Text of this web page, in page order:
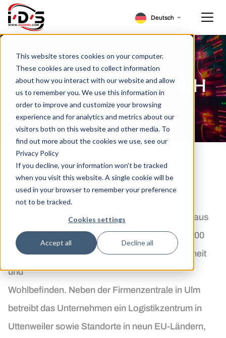
This website stores cookies on your computer.
These cookies are used to collect information
about how you interact with our website and allow
us to remember you. We use this information in
order to improve and customize your browsing
experience and for analytics and metrics about our
visitors both on this website and other media. To
find out more about the cookies we use, see our
Privacy Policy
If you decline, your information won’t be tracked
when you visit this website. A single cookie will be
used in your browser to remember your preference
not to be tracked.
Cookies settings
Accept all Decline all
Deutsch
English
Produkte
SFPs
Peplink
IT-Services
IT Wartung
IT Beratung
Managed Services
Know-how
Case Studies
News Blog
Downloads
Unternehmen
Über uns
Karriere
Kundenportal
Beratungsanfrage
Karriere
Referenz Beurer GmbH
Ausgangssituation
Die Beurer GmbH, ein Traditionsunternehmen aus
der Healthcare-Branche, produziert seit über 100
Jahren hochwertige Elektrogeräte für Gesundheit
und
Wohlbefinden. Neben der Firmenzentrale in Ulm
betreibt das Unternehmen ein Logistikzentrum in
Uttenweiler sowie Standorte in neun EU-Ländern,